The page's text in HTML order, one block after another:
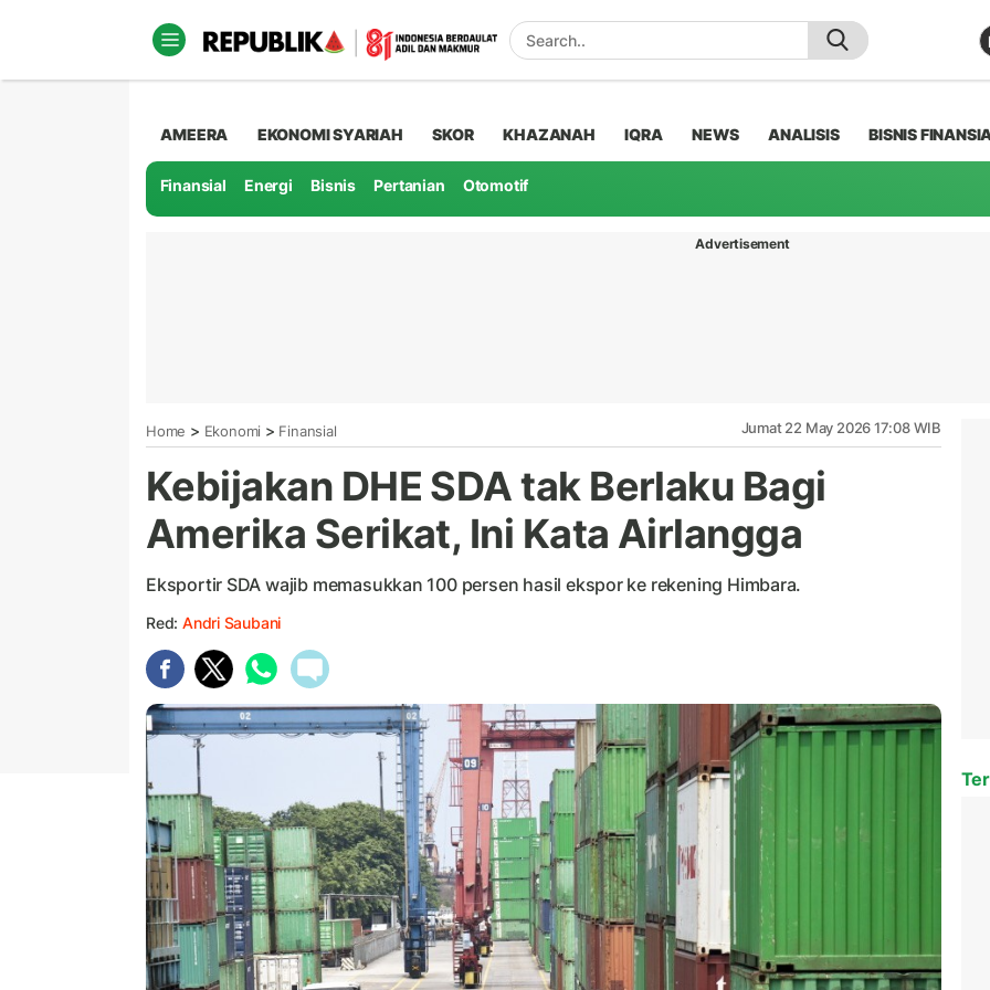
AMEERA EKONOMI SYARIAH SKOR KHAZANAH IQRA NEWS ANALISIS BISNIS
Finansial Energi Bisnis Pertanian Otomotif
Advertisement
Home > Ekonomi > Finansial Jumat 22 May 2026 17:08 WIB
Kebijakan DHE SDA tak Berlaku Bagi
Amerika Serikat, Ini Kata Airlangga
Eksportir SDA wajib memasukkan 100 persen hasil ekspor ke rekening Himbara.
Red: Andri Saubani